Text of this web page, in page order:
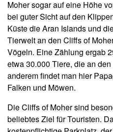
Moher sogar auf eine Höhe
bei guter Sicht auf den
Küste die Aran Islands und
Tierwelt an den Cliffs of
Vögeln. Eine Zählung ergab
etwa 30.000 Tiere, die an
anderem findet man hier
Falken und Möwen.
Die Cliffs of Moher sind
beliebtes Ziel für Touristen.